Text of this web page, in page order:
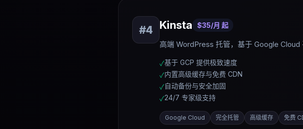
#4 Kinsta $35/月 起
高端 WordPress 托管，基于 Google Cloud
✓基于 GCP 提供极致速度
✓内置高级缓存与免费 CDN
✓自动备份与安全加固
✓24/7 专家级支持
Google Cloud 完全托管 高级缓存 免费